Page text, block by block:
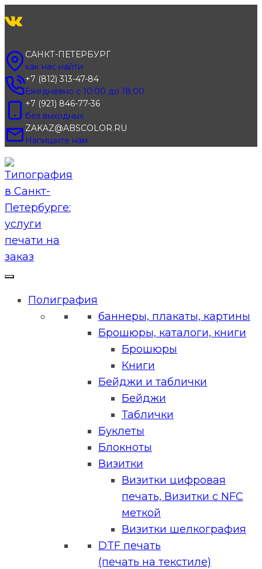
к
САНКТ-ПЕТЕРБУРГ
как нас найти
+7 (812) 313-47-84
Ежедневно с 10:00 до 18:00
+7 (921) 846-77-36
без выходных
ZAKAZ@ABSCOLOR.RU
Напишите нам
Полиграфия
баннеры, плакаты, картины
Брошюры, каталоги, книги
Брошюры
Книги
Бейджи и таблички
Бейджи
Таблички
Буклеты
Блокноты
Визитки
Визитки цифровая
печать, Визитки с NFC
меткой
Визитки шелкография
DTF печать
(печать на текстиле)